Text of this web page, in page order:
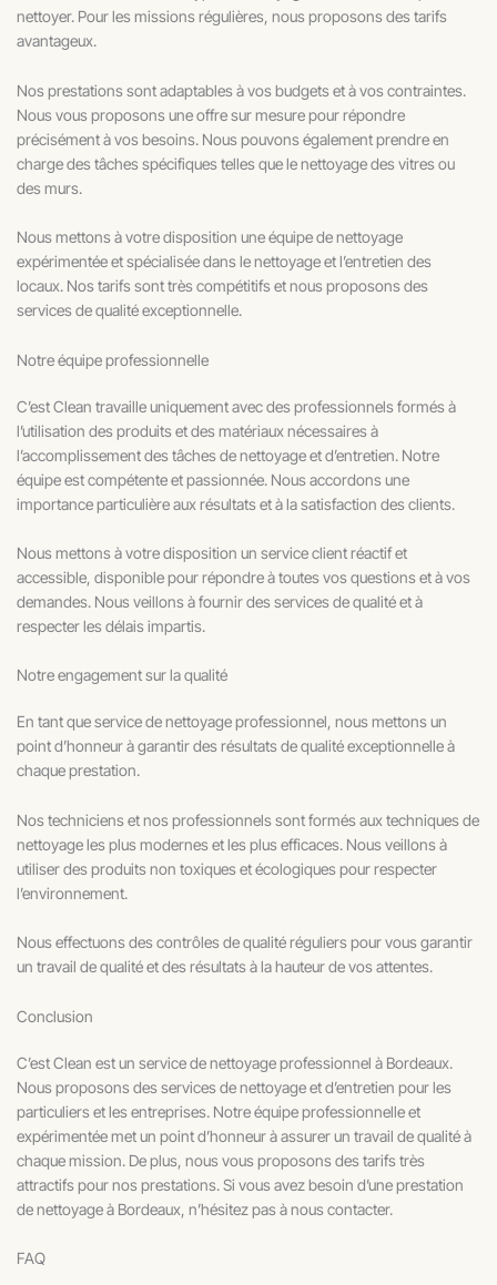
nettoyer. Pour les missions régulières, nous proposons des tarifs
avantageux.
Nos prestations sont adaptables à vos budgets et à vos contraintes.
Nous vous proposons une offre sur mesure pour répondre
précisément à vos besoins. Nous pouvons également prendre en
charge des tâches spécifiques telles que le nettoyage des vitres ou
des murs.
Nous mettons à votre disposition une équipe de nettoyage
expérimentée et spécialisée dans le nettoyage et l’entretien des
locaux. Nos tarifs sont très compétitifs et nous proposons des
services de qualité exceptionnelle.
Notre équipe professionnelle
C’est Clean travaille uniquement avec des professionnels formés à
l’utilisation des produits et des matériaux nécessaires à
l’accomplissement des tâches de nettoyage et d’entretien. Notre
équipe est compétente et passionnée. Nous accordons une
importance particulière aux résultats et à la satisfaction des clients.
Nous mettons à votre disposition un service client réactif et
accessible, disponible pour répondre à toutes vos questions et à vos
demandes. Nous veillons à fournir des services de qualité et à
respecter les délais impartis.
Notre engagement sur la qualité
En tant que service de nettoyage professionnel, nous mettons un
point d’honneur à garantir des résultats de qualité exceptionnelle à
chaque prestation.
Nos techniciens et nos professionnels sont formés aux techniques de
nettoyage les plus modernes et les plus efficaces. Nous veillons à
utiliser des produits non toxiques et écologiques pour respecter
l’environnement.
Nous effectuons des contrôles de qualité réguliers pour vous garantir
un travail de qualité et des résultats à la hauteur de vos attentes.
Conclusion
C’est Clean est un service de nettoyage professionnel à Bordeaux.
Nous proposons des services de nettoyage et d’entretien pour les
particuliers et les entreprises. Notre équipe professionnelle et
expérimentée met un point d’honneur à assurer un travail de qualité à
chaque mission. De plus, nous vous proposons des tarifs très
attractifs pour nos prestations. Si vous avez besoin d’une prestation
de nettoyage à Bordeaux, n’hésitez pas à nous contacter.
FAQ